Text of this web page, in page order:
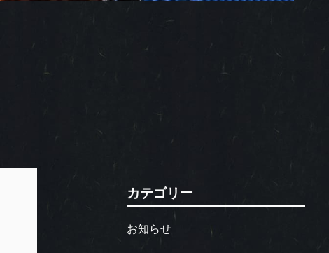
カテゴリー
お知らせ